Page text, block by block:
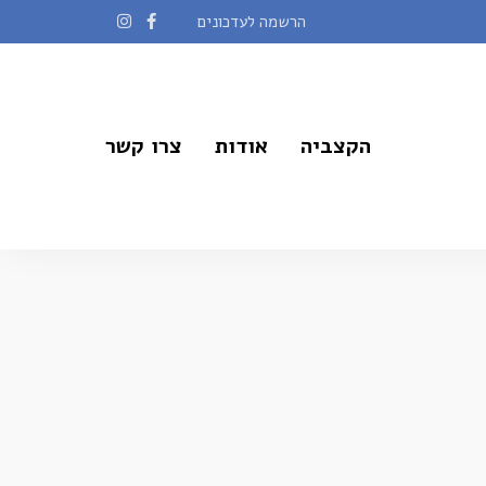
הרשמה לעדכונים
הקצביה אודות צרו קשר